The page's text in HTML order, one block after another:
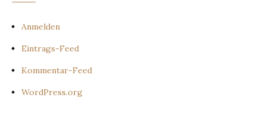
Anmelden
Eintrags-Feed
Kommentar-Feed
WordPress.org